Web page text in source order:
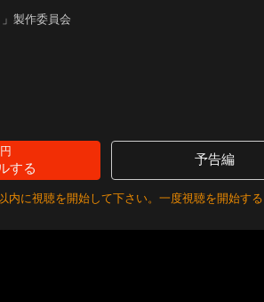
製作委員会
する
予告編
内に視聴を開始して下さい。一度視聴を開始す